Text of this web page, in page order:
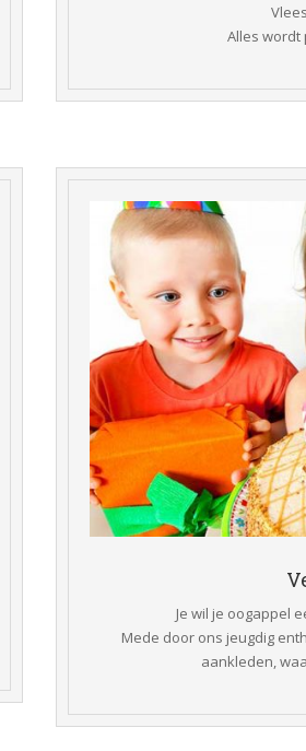
Alles wordt
Je wil je oogappel
Mede door ons jeugdig
aankleden,